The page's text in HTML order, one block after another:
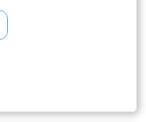
geeft
In het
het park eens